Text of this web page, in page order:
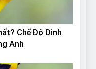
Chế Độ Dinh
Anh